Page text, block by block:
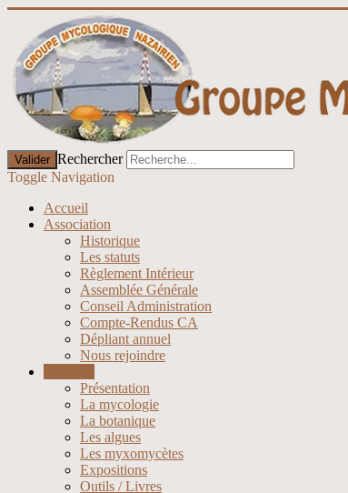
Valider Rechercher
Toggle Navigation
Accueil
Association
Historique
Les statuts
Règlement Intérieur
Assemblée Générale
Conseil Administration
Compte-Rendus CA
Dépliant annuel
Nous rejoindre
Présentation
La mycologie
La botanique
Les algues
Les myxomycètes
Expositions
Outils / Livres